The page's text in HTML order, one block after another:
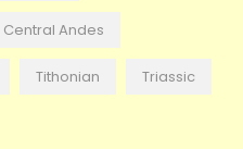
Andes
Tithonian Triassic